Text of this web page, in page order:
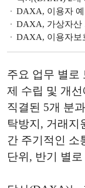
DAXA, 이용자
DAXA, 가상자산 지
DAXA, 이용자보
주요 업무 별로
제 수립 및 개
직결된 5개 분
탁방지, 거래지
간 주기적인 소
단위, 반기 별